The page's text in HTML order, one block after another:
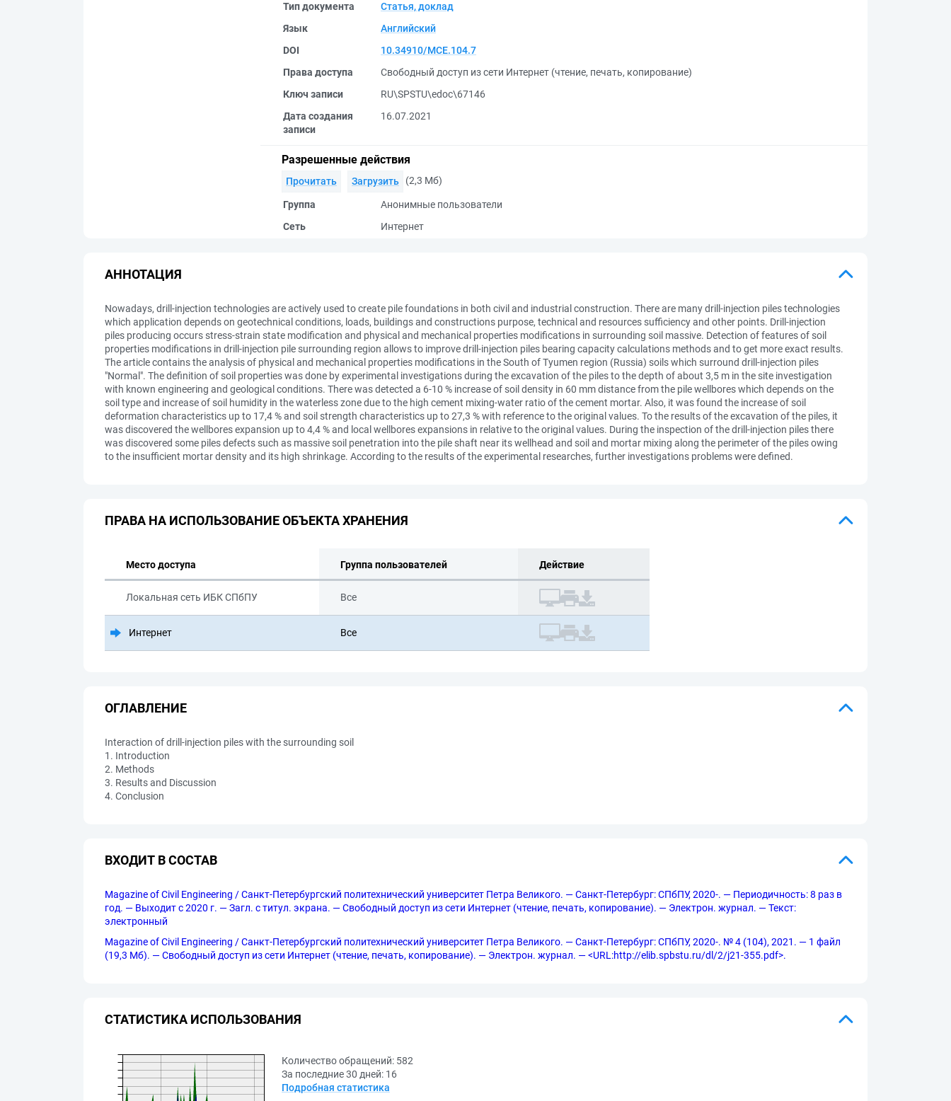
Тип документа
Статья, доклад
Язык
Английский
DOI
10.34910/MCE.104.7
Права доступа
Свободный доступ из сети Интернет (чтение, печать, копирование)
Ключ записи
RU\SPSTU\edoc\67146
Дата создания
записи
16.07.2021
Разрешенные действия
Прочитать Загрузить (2,3 Мб)
Группа
Анонимные пользователи
Сеть
Интернет
АННОТАЦИЯ
Nowadays, drill-injection technologies are actively used to create pile foundations in both civil and industrial construction. There are many drill-injection piles technologies
which application depends on geotechnical conditions, loads, buildings and constructions purpose, technical and resources sufficiency and other points. Drill-injection
piles producing occurs stress-strain state modification and physical and mechanical properties modifications in surrounding soil massive. Detection of features of soil
properties modifications in drill-injection pile surrounding region allows to improve drill-injection piles bearing capacity calculations methods and to get more exact results.
The article contains the analysis of physical and mechanical properties modifications in the South of Tyumen region (Russia) soils which surround drill-injection piles
"Normal". The definition of soil properties was done by experimental investigations during the excavation of the piles to the depth of about 3,5 m in the site investigation
with known engineering and geological conditions. There was detected a 6-10 % increase of soil density in 60 mm distance from the pile wellbores which depends on the
soil type and increase of soil humidity in the waterless zone due to the high cement mixing-water ratio of the cement mortar. Also, it was found the increase of soil
deformation characteristics up to 17,4 % and soil strength characteristics up to 27,3 % with reference to the original values. To the results of the excavation of the piles, it
was discovered the wellbores expansion up to 4,4 % and local wellbores expansions in relative to the original values. During the inspection of the drill-injection piles there
was discovered some piles defects such as massive soil penetration into the pile shaft near its wellhead and soil and mortar mixing along the perimeter of the piles owing
to the insufficient mortar density and its high shrinkage. According to the results of the experimental researches, further investigations problems were defined.
ПРАВА НА ИСПОЛЬЗОВАНИЕ ОБЪЕКТА ХРАНЕНИЯ
Место доступа Группа пользователей Действие
Локальная сеть ИБК СПбПУ Все
Интернет Все
ОГЛАВЛЕНИЕ
Interaction of drill-injection piles with the surrounding soil
1. Introduction
2. Methods
3. Results and Discussion
4. Conclusion
ВХОДИТ В СОСТАВ
Magazine of Civil Engineering / Санкт-Петербургский политехнический университет Петра Великого. — Санкт-Петербург: СПбПУ, 2020-. — Периодичность: 8 раз в
год. — Выходит с 2020 г. — Загл. с титул. экрана. — Свободный доступ из сети Интернет (чтение, печать, копирование). — Электрон. журнал. — Текст:
электронный
Magazine of Civil Engineering / Санкт-Петербургский политехнический университет Петра Великого. — Санкт-Петербург: СПбПУ, 2020-. № 4 (104), 2021. — 1 файл
(19,3 Мб). — Свободный доступ из сети Интернет (чтение, печать, копирование). — Электрон. журнал. — <URL:http://elib.spbstu.ru/dl/2/j21-355.pdf>.
СТАТИСТИКА ИСПОЛЬЗОВАНИЯ
Количество обращений: 582
За последние 30 дней: 16
Подробная статистика